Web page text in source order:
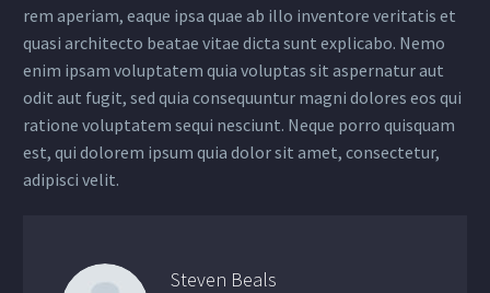
rem aperiam, eaque ipsa quae ab illo inventore veritatis et
quasi architecto beatae vitae dicta sunt explicabo. Nemo
enim ipsam voluptatem quia voluptas sit aspernatur aut
odit aut fugit, sed quia consequuntur magni dolores eos qui
ratione voluptatem sequi nesciunt. Neque porro quisquam
est, qui dolorem ipsum quia dolor sit amet, consectetur,
adipisci velit.
Steven Beals